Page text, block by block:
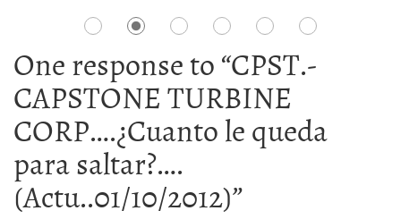
One response to “CPST.-
CAPSTONE TURBINE
CORP….¿Cuanto le queda
para saltar?….
(Actu..01/10/2012)”